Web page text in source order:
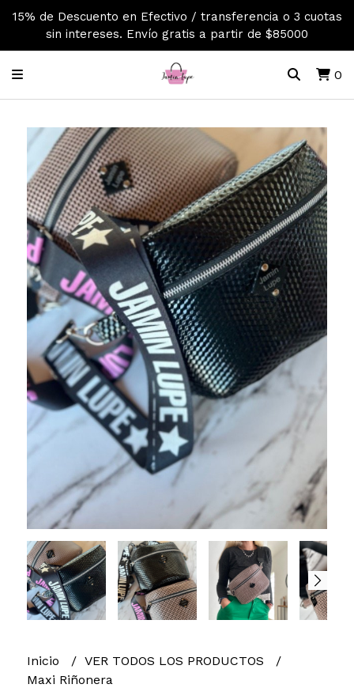
15% de Descuento en Efectivo / transferencia o 3 cuotas
sin intereses. Envío gratis a partir de $85000
0
Inicio
VER TODOS LOS PRODUCTOS
Maxi Riñonera